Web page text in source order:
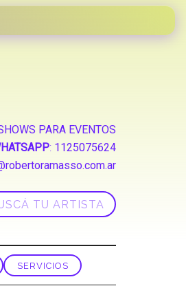
PARA EVENTOS
: 1125075624
SERVICIOS